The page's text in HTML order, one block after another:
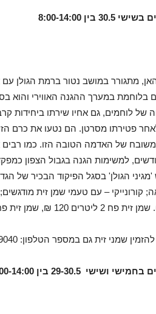
8:00-14:00
בלוחמת במערך ההגנה האווירי
לוחמים, גם אחיו שירתו ביחידות
המשובח של האדמה הטובה הזו. כמו
הגולן' בסגל הפיקוד הבכיר של
– עם טעמי שמן זית
זית פח 5 ליטרים 280 ₪.
שמני זית גם במספר הטלפון: 050-5949040
29-30.5 בין 8:00-14:00